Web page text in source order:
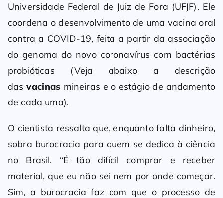
Universidade Federal de Juiz de Fora (UFJF). Ele
coordena o desenvolvimento de uma vacina oral
contra a COVID-19, feita a partir da associação
do genoma do novo coronavírus com bactérias
probióticas (Veja abaixo a descrição
dasvacinas mineiras e o estágio de andamento
de cada uma).
O cientista ressalta que, enquanto falta dinheiro,
sobra burocracia para quem se dedica à ciência
no Brasil. “É tão difícil comprar e receber
material, que eu não sei nem por onde começar.
Sim, a burocracia faz com que o processo de